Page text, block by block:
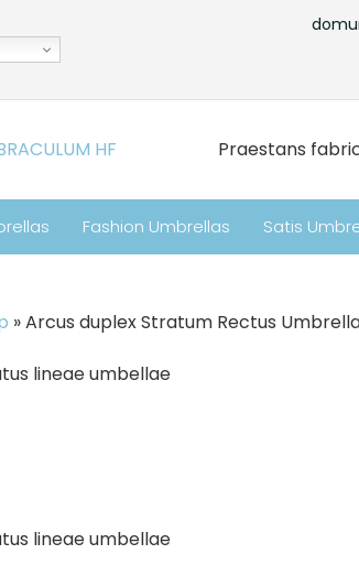
Praestans
Fashion Umbrellas Satis
»Arcus duplex Stratum Rectus